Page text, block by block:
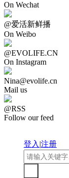
On Wechat
@爱活新鲜播
On Weibo
@EVOLIFE.CN
On Instagram
Nina@evolife.cn
Mail us
@RSS
Follow our feed
登入|注册